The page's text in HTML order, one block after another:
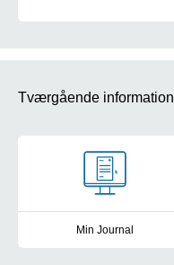
Tværgående information
Min Journal